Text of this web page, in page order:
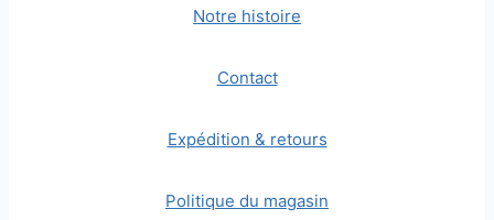
Notre histoire
Contact
Expédition & retours
Politique du magasin